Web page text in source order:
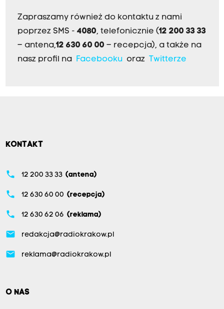
Zapraszamy również do kontaktu z nami
poprzez SMS - 4080, telefonicznie (12 200 33 33
– antena,12 630 60 00 – recepcja), a także na
nasz profil na
Facebookuoraz Twitterze
KONTAKT
phone 12 200 33 33 (antena)
phone 12 630 60 00 (recepcja)
phone 12 630 62 06 (reklama)
email redakcja@radiokrakow.pl
email reklama@radiokrakow.pl
O NAS